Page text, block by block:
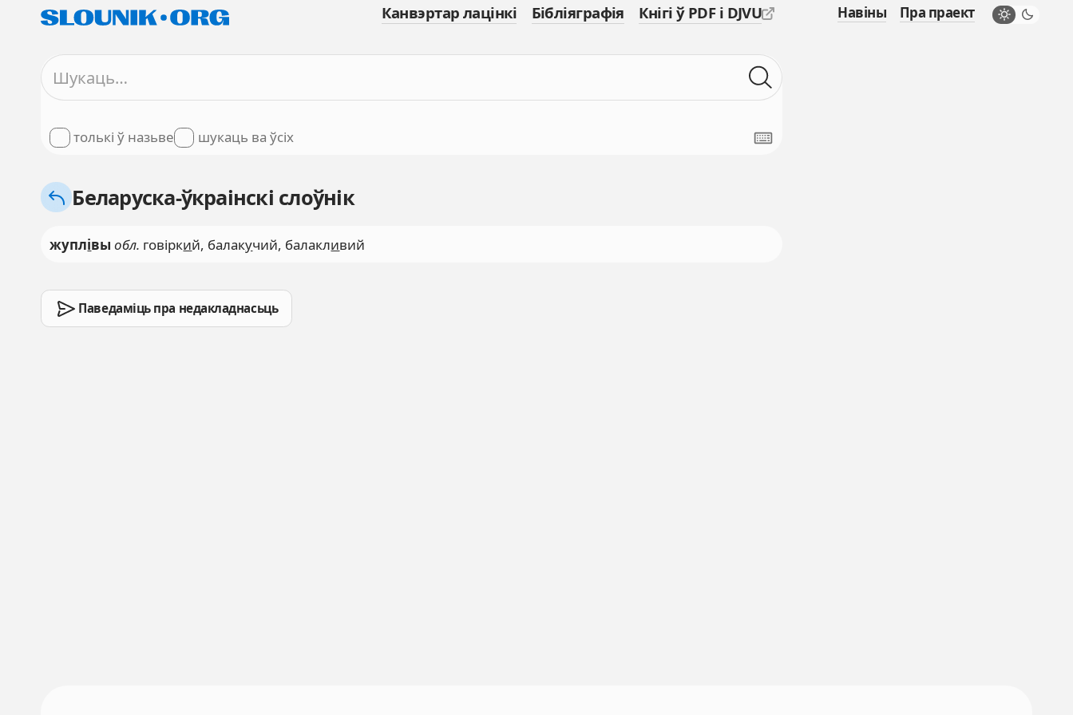
Канвэртар лацінкі Бібліяграфія Кнігі ў PDF і DJVU Навіны Пра праект
толькі ў назьве шукаць ва ўсіх
Беларуска-ўкраінскі слоўнік
жуплівы обл. говіркий, балакучий, балакливий
Паведаміць пра недакладнасьць